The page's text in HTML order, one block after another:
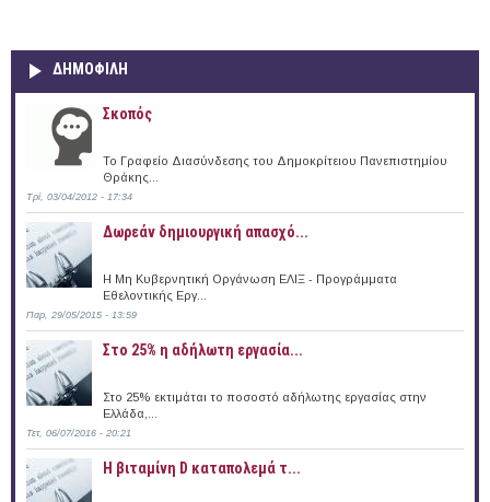
ΔΗΜΟΦΙΛΗ
Σκοπός
Το Γραφείο Διασύνδεσης του Δημοκρίτειου Πανεπιστημίου
Θράκης...
Τρί, 03/04/2012 - 17:34
Δωρεάν δημιουργική απασχό...
Η Μη Κυβερνητική Οργάνωση ΕΛΙΞ - Προγράμματα
Εθελοντικής Εργ...
Παρ, 29/05/2015 - 13:59
Στο 25% η αδήλωτη εργασία...
Στο 25% εκτιμάται το ποσοστό αδήλωτης εργασίας στην
Ελλάδα,...
Τετ, 06/07/2016 - 20:21
Η βιταμίνη D καταπολεμά τ...